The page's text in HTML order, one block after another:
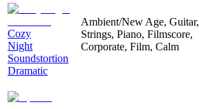
Cozy
Night
Soundstortion
Dramatic
Ambient/New Age, Guitar,
Strings, Piano, Filmscore,
Corporate, Film, Calm